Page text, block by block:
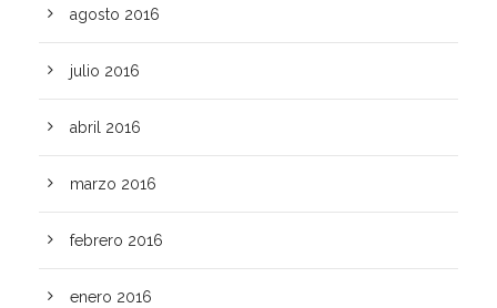
agosto 2016
julio 2016
abril 2016
marzo 2016
febrero 2016
enero 2016